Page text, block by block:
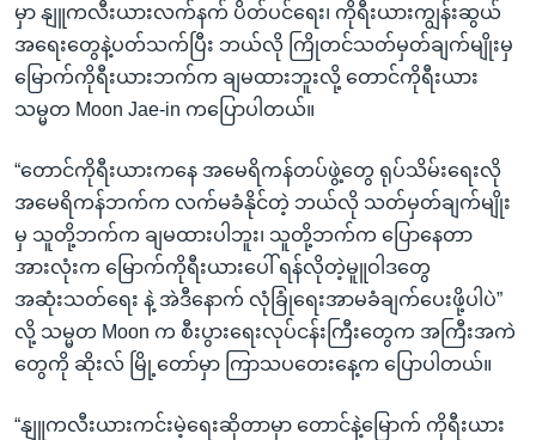
နေရာ
သို့
ကျော်
ရန်
မှာ နျူကလီးယားလက်နက် ပိတ်ပင်ရေး၊ ကိုရီးယားကျွန်းဆွယ်
အရေးတွေနဲ့ပတ်သက်ပြီး ဘယ်လို ကြိုတင်သတ်မှတ်ချက်မျိုးမှ
မြောက်ကိုရီးယားဘက်က ချမထားဘူးလို့ တောင်ကိုရီးယား
သမ္မတ Moon Jae-in ကပြောပါတယ်။
“တောင်ကိုရီးယားကနေ အမေရိကန်တပ်ဖွဲ့တွေ ရုပ်သိမ်းရေးလို
အမေရိကန်ဘက်က လက်မခံနိုင်တဲ့ ဘယ်လို သတ်မှတ်ချက်မျိုး
မှ သူတို့ဘက်က ချမထားပါဘူး၊ သူတို့ဘက်က ပြောနေတာ
အားလုံးက မြောက်ကိုရီးယားပေါ် ရန်လိုတဲ့မူူဝါဒတွေ
အဆုံးသတ်ရေး နဲ့ အဲဒီနောက် လုံခြုံရေးအာမခံချက်ပေးဖို့ပါပဲ”
လို့ သမ္မတ Moon က စီးပွားရေးလုပ်ငန်းကြီးတွေက အကြီးအကဲ
တွေကို ဆိုးလ် မြို့တော်မှာ ကြာသပတေးနေ့က ပြောပါတယ်။
“နျူကလီးယားကင်းမဲ့ရေးဆိုတာမှာ တောင်နဲ့မြောက် ကိုရီးယား